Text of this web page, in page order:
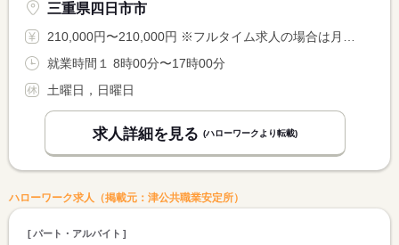
三重県四日市市
210,000円〜210,000円 ※フルタイム求人の場合は月額（換算額）、パート求人の場合は時間額を表示しています。
就業時間１ 8時00分〜17時00分
土曜日，日曜日
求人詳細を見る (ハローワークより転載)
ハローワーク求人（掲載元：津公共職業安定所）
パート・アルバイト